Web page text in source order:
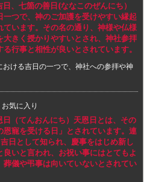
、七箇の善日(ななこのぜんにち）
一つで、神のご加護を受けやすい縁起
ています。その名の通り、神様や仏様
大きく授かりやすいとされ、神社参拝
行事と相性が良いとされています。
ける吉日の一つで、神社への参拝や神
お気に入り
（てんおんにち）天恩日とは、その
恩寵を受ける日」とされています。連
日として知られ、慶事をはじめ新し
良いと言われ、お祝い事にはとてもよ
葬儀や弔事は向いていないとされてい